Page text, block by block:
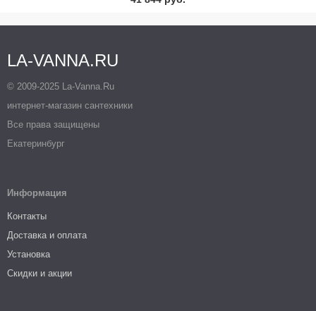
LA-VANNA.RU
© 2009-2025 La-Vanna.Ru
интернет-магазин сантехники
Все права защищены
Екатеринбург
Информация
Контакты
Доставка и оплата
Установка
Скидки и акции